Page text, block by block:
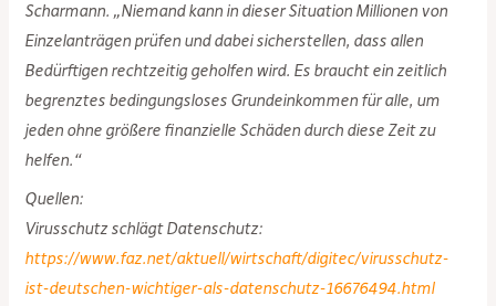
Scharmann. „Niemand kann in dieser Situation Millionen von
Einzelanträgen prüfen und dabei sicherstellen, dass allen
Bedürftigen rechtzeitig geholfen wird. Es braucht ein zeitlich
begrenztes bedingungsloses Grundeinkommen für alle, um
jeden ohne größere finanzielle Schäden durch diese Zeit zu
helfen.“
Quellen:
Virusschutz schlägt Datenschutz:
https://www.faz.net/aktuell/wirtschaft/digitec/virusschutz-
ist-deutschen-wichtiger-als-datenschutz-16676494.html